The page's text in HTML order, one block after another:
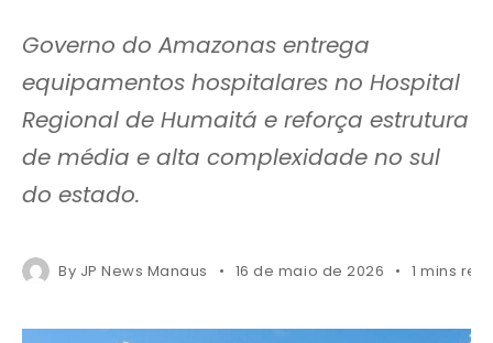
Governo do Amazonas entrega
equipamentos hospitalares no Hospital
Regional de Humaitá e reforça estrutura
de média e alta complexidade no sul
do estado.
By JP News Manaus 16 de maio de 2026 1 mins